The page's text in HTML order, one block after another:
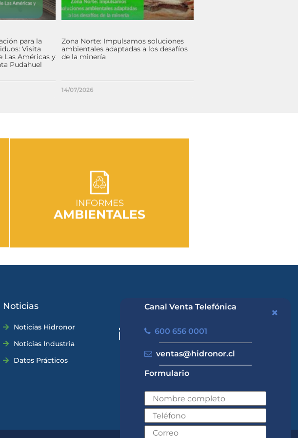
Canal Venta Telefónica
600 656 0001
ventas@hidronor.cl
Formulario
para la
Visita
Las Américas y
Pudahuel
Zona Norte: Impulsamos soluciones
ambientales adaptadas a los desafíos
de la minería
14/07/2026
INFORMES
AMBIENTALES
IR A SECCIÓN
Noticias
Noticias Hidronor
Noticias Industria
Datos Prácticos